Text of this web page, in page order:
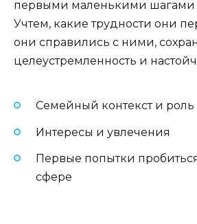
первыми маленькими шагами
Учтем, какие трудности они
они справились с ними,
целеустремленность и
Семейный контекст и
Интересы и увлечения
Первые попытки
сфере